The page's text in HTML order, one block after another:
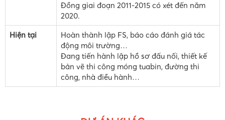
Đồng giai đoạn 2011-2015 có xét đến năm
2020.
Hiện tại
Hoàn thành lập FS, báo cáo đánh giá tác
động môi trường…
Đang tiến hành lập hồ sơ đấu nối, thiết kế
bản vẽ thi công móng tuabin, đường thi
công, nhà điều hành…